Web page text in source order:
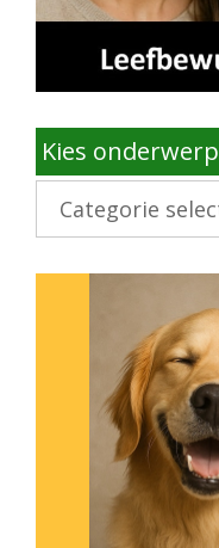
Kies onderwerp
Kies
onderwerp